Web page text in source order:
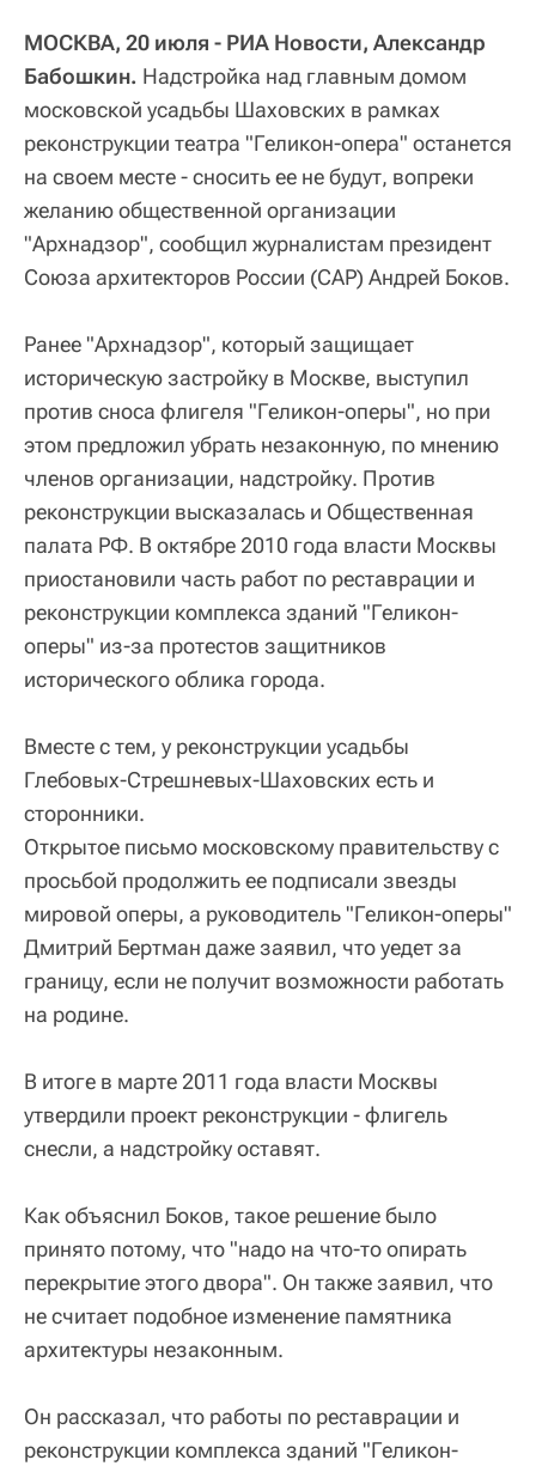
МОСКВА, 20 июля - РИА Новости, Александр
Бабошкин. Надстройка над главным домом
московской усадьбы Шаховских в рамках
реконструкции театра "Геликон-опера" останется
на своем месте - сносить ее не будут, вопреки
желанию общественной организации
"Архнадзор", сообщил журналистам президент
Союза архитекторов России (САР) Андрей Боков.
Ранее "Архнадзор", который защищает
историческую застройку в Москве, выступил
против сноса флигеля "Геликон-оперы", но при
этом предложил убрать незаконную, по мнению
членов организации, надстройку. Против
реконструкции высказалась и Общественная
палата РФ. В октябре 2010 года власти Москвы
приостановили часть работ по реставрации и
реконструкции комплекса зданий "Геликон-
оперы" из-за протестов защитников
исторического облика города.
Вместе с тем, у реконструкции усадьбы
Глебовых-Стрешневых-Шаховских есть и
сторонники.
Открытое письмо московскому правительству с
просьбой продолжить ее подписали звезды
мировой оперы, а руководитель "Геликон-оперы"
Дмитрий Бертман даже заявил, что уедет за
границу, если не получит возможности работать
на родине.
В итоге в марте 2011 года власти Москвы
утвердили проект реконструкции - флигель
снесли, а надстройку оставят.
Как объяснил Боков, такое решение было
принято потому, что "надо на что-то опирать
перекрытие этого двора". Он также заявил, что
не считает подобное изменение памятника
архитектуры незаконным.
Он рассказал, что работы по реставрации и
реконструкции комплекса зданий "Геликон-